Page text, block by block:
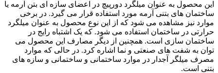
این محصول به عنوان میلگرد دورپیچ در اعضای سازه ای بتن آرمه یا
ساختمان های بتنی آرمه مورد استفاده قرار می گیرد. در برخی
موارد نیز مشاهده می شود که از این نوع محصول به عنوان میلگرد
حرارتی در ساختمان استفاده می شود. که یک اشتباه رایج در
ساختمان سازی است. همچنین از دیگر مصارف این محصول می
توان به شفت های صنعتی و نما اشاره کرد. در حالی که موارد
مصرف میلگر آجدار در موارد ساختمانی و ساختمانی و سازه های
بتنی است.